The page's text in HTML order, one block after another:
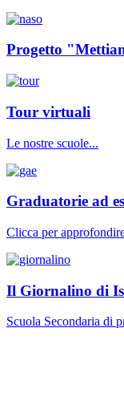
Progetto
Tour virtuali
Le nostre scuole...
Graduatorie ad
Clicca per
Il Giornalino di
Scuola Secondaria di